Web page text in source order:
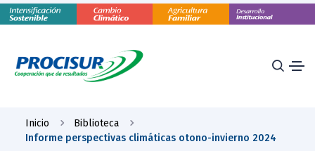
Inicio
Biblioteca
Informe perspectivas climáticas otono-invierno 2024